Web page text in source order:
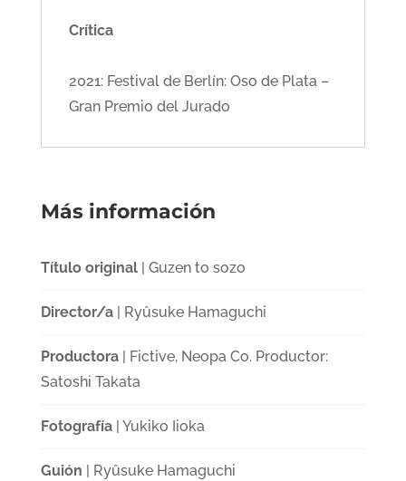
Crítica
2021: Festival de Berlín: Oso de Plata –
Gran Premio del Jurado
Más información
Título original| Guzen to sozo
Director/a| Ryûsuke Hamaguchi
Productora| Fictive, Neopa Co. Productor:
Satoshi Takata
Fotografía| Yukiko Iioka
Guión | Ryûsuke Hamaguchi